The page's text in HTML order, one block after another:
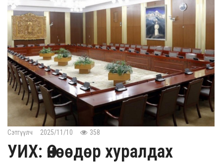
Сэтгүүлч 2025/11/10 358
УИХ: Өнөөдөр хуралдах